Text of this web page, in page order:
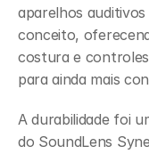
aparelhos
conceito,
costura e
para ainda mais
A durabilidade foi
do SoundLens